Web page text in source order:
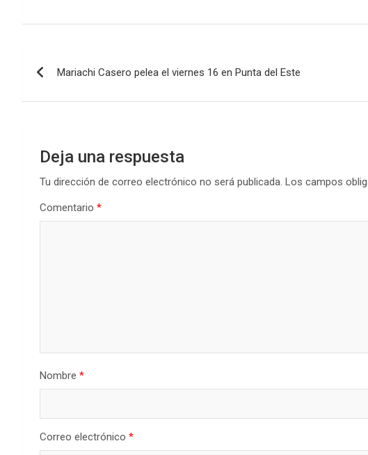
ce
o
tt at
A
ke
n
m
ar
Mariachi Casero pelea el viernes 16 en Punta del Este
Deja una respuesta
Tu dirección de correo electrónico no será publicada. Los campos
Comentario *
Nombre *
Correo electrónico *